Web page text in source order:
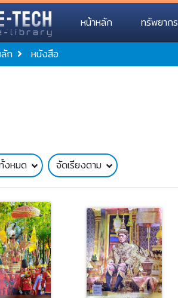
หน้าหลัก ทรัพยากร
ก หนังสือ
งหมด จัดเรียงตาม